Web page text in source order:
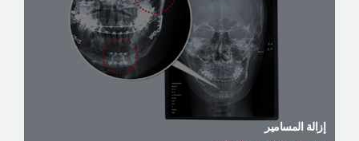
العمليات البسيطة
إزالة المسامير